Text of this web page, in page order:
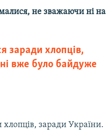
не зважаючи ні на
заради хлопців,
вже було байдуже
хлопців, заради України.